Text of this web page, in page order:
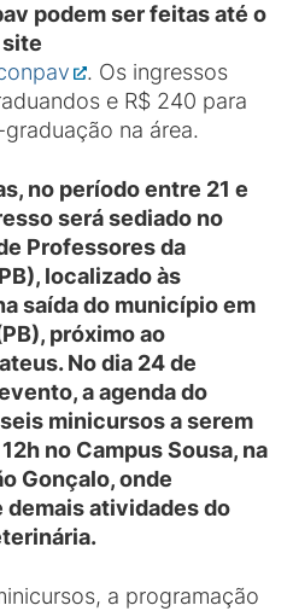
podem ser feitas até o
site
. Os ingressos
e R$ 240 para
na área.
no período entre 21 e
será sediado no
Professores da
localizado às
saída do município em
próximo ao
No dia 24 de
a agenda do
minicursos a serem
no Campus Sousa, na
Gonçalo, onde
demais atividades do
a programação